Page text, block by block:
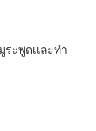
ะพูดเเละทํา